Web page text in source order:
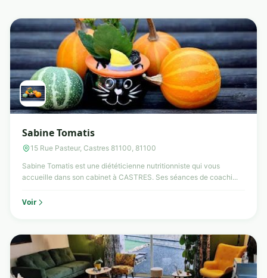
Sabine Tomatis
15 Rue Pasteur, Castres 81100, 81100
Sabine Tomatis est une diététicienne nutritionniste qui vous
accueille dans son cabinet à CASTRES. Ses séances de coachi...
Voir